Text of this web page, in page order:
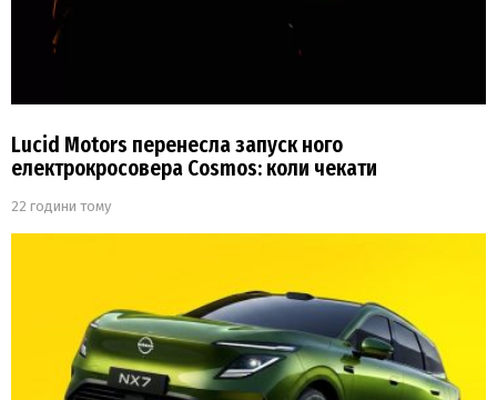
Lucid Motors перенесла запуск ного
електрокросовера Cosmos: коли чекати
22 години тому